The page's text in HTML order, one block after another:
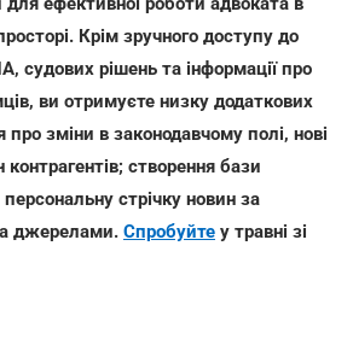
Крім зручного доступу до
судових рішень та інформації про
ви отримуєте низку додаткових
про зміни в законодавчому полі, нові
контрагентів; створення бази
стрічку новин за
джерелами. Спробуйте у травні зі